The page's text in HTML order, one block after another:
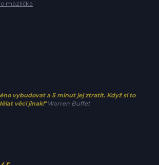
mazlíčka
vybudovat a 5 minut jej ztratit. Když si to
věci jinak!" Warren Buffet